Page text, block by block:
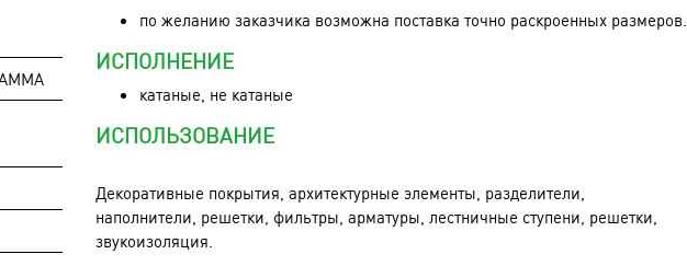
по желанию заказчика возможна поставка точно раскроенных размеров.
ИСПОЛНЕНИЕ
катаные, не катаные
ИСПОЛЬЗОВАНИЕ
Декоративные покрытия, архитектурные элементы, разделители,
наполнители, решетки, фильтры, арматуры, лестничные ступени, решетки,
звукоизоляция.